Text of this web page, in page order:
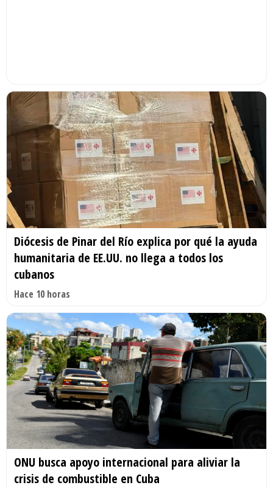
Diócesis de Pinar del Río explica por qué la ayuda
humanitaria de EE.UU. no llega a todos los
cubanos
Hace 10 horas
ONU busca apoyo internacional para aliviar la
crisis de combustible en Cuba